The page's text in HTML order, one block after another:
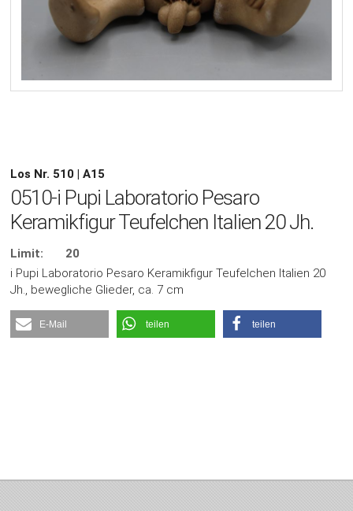
Los Nr. 510 | A15
0510-i Pupi Laboratorio Pesaro
Keramikfigur Teufelchen Italien 20 Jh.
Limit:
20
i Pupi Laboratorio Pesaro Keramikfigur Teufelchen Italien 20
Jh., bewegliche Glieder, ca. 7 cm
E-Mail teilen teilen